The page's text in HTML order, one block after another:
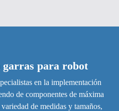
garras para robot
en la implementación
de componentes de máxima
de medidas y tamaños,